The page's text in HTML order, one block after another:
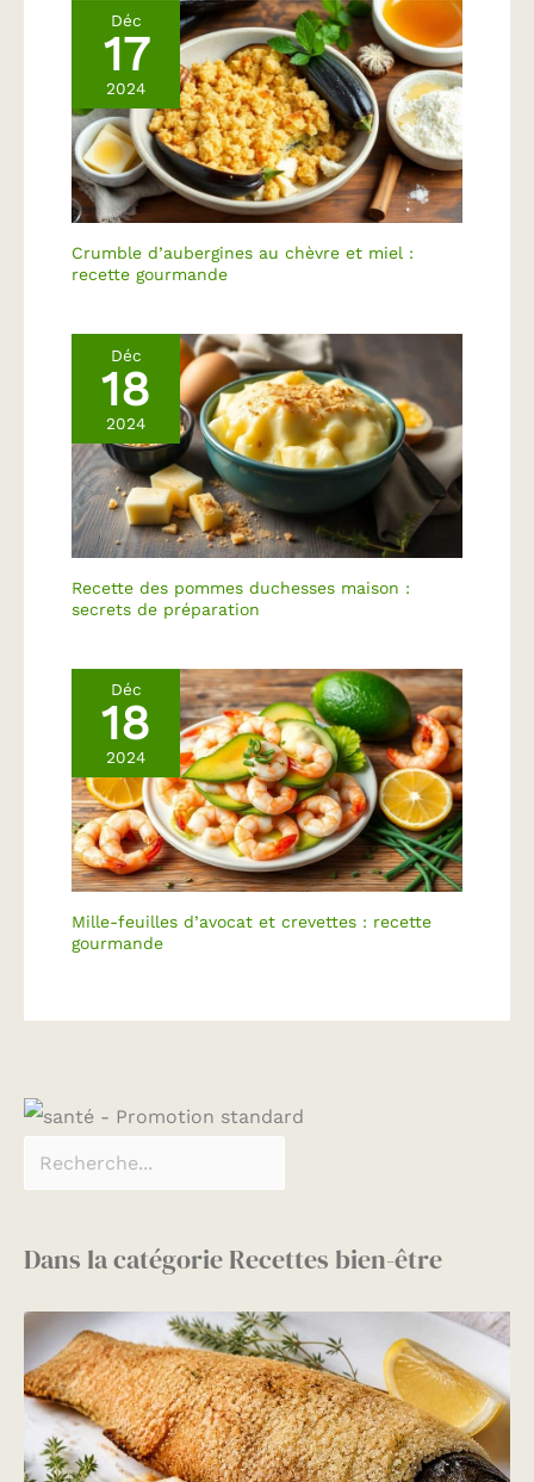
durée de vie et
résistance, tout en
étant facile à nettoyer.
Plateau a fromage
assiette noire en
ardoise naturelle de
haute qualité.
Découvrez l'élégance
intemporelle avec le lot
présentation planche
vos réceptions et
dîners. Planche
charcuterie ardoise,
plateau à fromage,
plaque ardoise,
assiettes et plats de
service apero, sushi.
Conçues avec soin, ces
assiettes en ardoise
touche moderne et
sophistiquée à votre
planche formage
assiette dessert assiette
rectangulaire noire
ardoise restaurant
design professionnel
pour mariages, fêtes,
anniversaires, remises
de diplômes.
Déc
17
2024
Crumble d’aubergines au chèvre et miel :
recette gourmande
Déc
18
2024
Recette des pommes duchesses maison :
secrets de préparation
Déc
18
2024
Mille-feuilles d’avocat et crevettes : recette
gourmande
Dans la catégorie Recettes bien-être